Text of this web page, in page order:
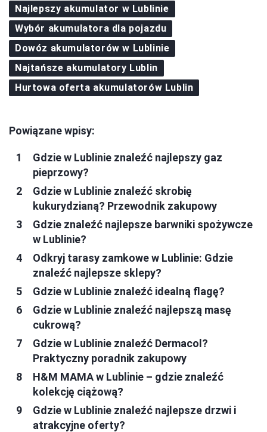
Najlepszy akumulator w Lublinie
Wybór akumulatora dla pojazdu
Dowóz akumulatorów w Lublinie
Najtańsze akumulatory Lublin
Hurtowa oferta akumulatorów Lublin
Powiązane wpisy:
Gdzie w Lublinie znaleźć najlepszy gaz
pieprzowy?
Gdzie w Lublinie znaleźć skrobię
kukurydzianą? Przewodnik zakupowy
Gdzie znaleźć najlepsze barwniki spożywcze
w Lublinie?
Odkryj tarasy zamkowe w Lublinie: Gdzie
znaleźć najlepsze sklepy?
Gdzie w Lublinie znaleźć idealną flagę?
Gdzie w Lublinie znaleźć najlepszą masę
cukrową?
Gdzie w Lublinie znaleźć Dermacol?
Praktyczny poradnik zakupowy
H&M MAMA w Lublinie – gdzie znaleźć
kolekcję ciążową?
Gdzie w Lublinie znaleźć najlepsze drzwi i
atrakcyjne oferty?